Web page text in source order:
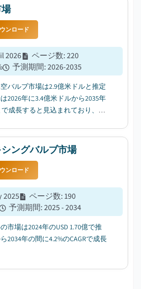
げられる。...
ンロード
2026 ページ数:220
予測期間:2026-2035
バルブ市場は2.9億米ドルと推定
2026年に3.4億米ドルから2035年
で成長すると見込まれており、年
ングバルブ市場
ンロード
2025 ページ数:190
予測期間:2025 - 2034
市場は2024年のUSD 1.70億で推
2034年の間に4.2%のCAGRで成長